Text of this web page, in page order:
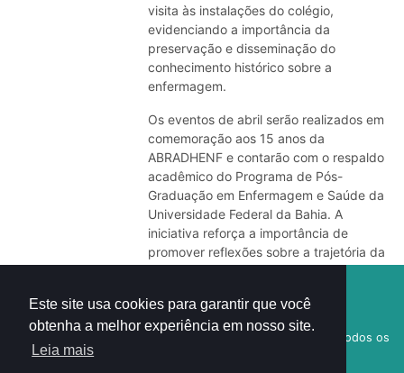
Este site usa cookies para garantir que você
obtenha a melhor experiência em nosso site.
Leia mais
visita às instalações do colégio,
evidenciando a importância da
preservação e disseminação do
conhecimento histórico sobre a
enfermagem.
Os eventos de abril serão realizados em
comemoração aos 15 anos da
ABRADHENF e contarão com o respaldo
acadêmico do Programa de Pós-
Graduação em Enfermagem e Saúde da
Universidade Federal da Bahia. A
iniciativa reforça a importância de
promover reflexões sobre a trajetória da
1
6 3 4 7 2 3
Academia Brasileira de História da Enfermagem
- Todos os